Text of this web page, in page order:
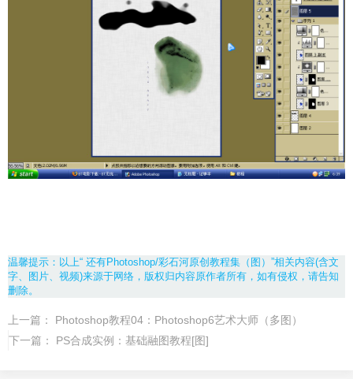
温馨提示：以上“ 还有Photoshop/彩石河原创教程集（图）”相关内容(含文
字、图片、视频)来源于网络，版权归内容原作者所有，如有侵权，请告知
删除。
上一篇：
Photoshop教程04：Photoshop6艺术大师（多图）
下一篇：
PS合成实例：基础融图教程[图]